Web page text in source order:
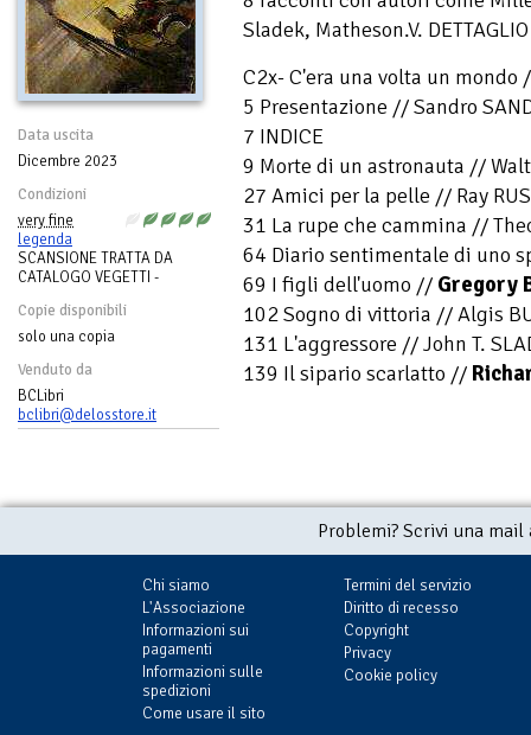
Data uscita
Dicembre 2023
Condizioni
very fine
legenda
SCANSIONE TRATTA DA
CATALOGO VEGETTI -
Copie disponibili
solo una copia
Venduto da
BCLibri
bclibri@delosstore.it
Sladek, Matheson.V.
C2x- C'era una volta un
5 Presentazione // Sandro
7 INDICE
9 Morte di un astronauta //
27 Amici per la pelle // Ray
31 La rupe che cammina //
64 Diario sentimentale di uno
69 I figli dell'uomo // Gregory
102 Sogno di vittoria // Algis
131 L'aggressore // John T.
139 Il sipario scarlatto //
Problemi? Scrivi una
Chi siamo
L'Associazione
Informazioni sui
pagamenti
Informazioni sulle
spedizioni
Come usare il sito
Termini del servizio
Diritto di recesso
Copyright
Privacy
Cookie policy